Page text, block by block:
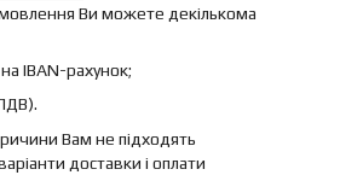
Ви можете декількома
IBAN-рахунок;
Вам не підходять
доставки і оплати